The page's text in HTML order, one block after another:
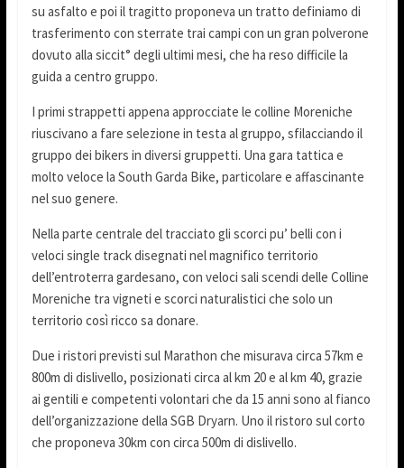
su asfalto e poi il tragitto proponeva un tratto definiamo di
trasferimento con sterrate trai campi con un gran polverone
dovuto alla siccit° degli ultimi mesi, che ha reso difficile la
guida a centro gruppo.
I primi strappetti appena approcciate le colline Moreniche
riuscivano a fare selezione in testa al gruppo, sfilacciando il
gruppo dei bikers in diversi gruppetti. Una gara tattica e
molto veloce la South Garda Bike, particolare e affascinante
nel suo genere.
Nella parte centrale del tracciato gli scorci pu’ belli con i
veloci single track disegnati nel magnifico territorio
dell’entroterra gardesano, con veloci sali scendi delle Colline
Moreniche tra vigneti e scorci naturalistici che solo un
territorio così ricco sa donare.
Due i ristori previsti sul Marathon che misurava circa 57km e
800m di dislivello, posizionati circa al km 20 e al km 40, grazie
ai gentili e competenti volontari che da 15 anni sono al fianco
dell’organizzazione della SGB Dryarn. Uno il ristoro sul corto
che proponeva 30km con circa 500m di dislivello.